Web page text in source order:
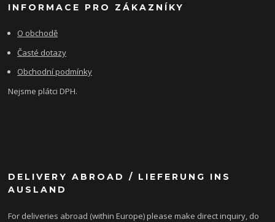
INFORMACE PRO ZÁKAZNÍKY
O obchodě
Časté dotazy
Obchodní podmínky
Nejsme plátci DPH.
DELIVERY ABROAD / LIEFERUNG INS
AUSLAND
For deliveries abroad (within Europe) please make direct inquiry, do